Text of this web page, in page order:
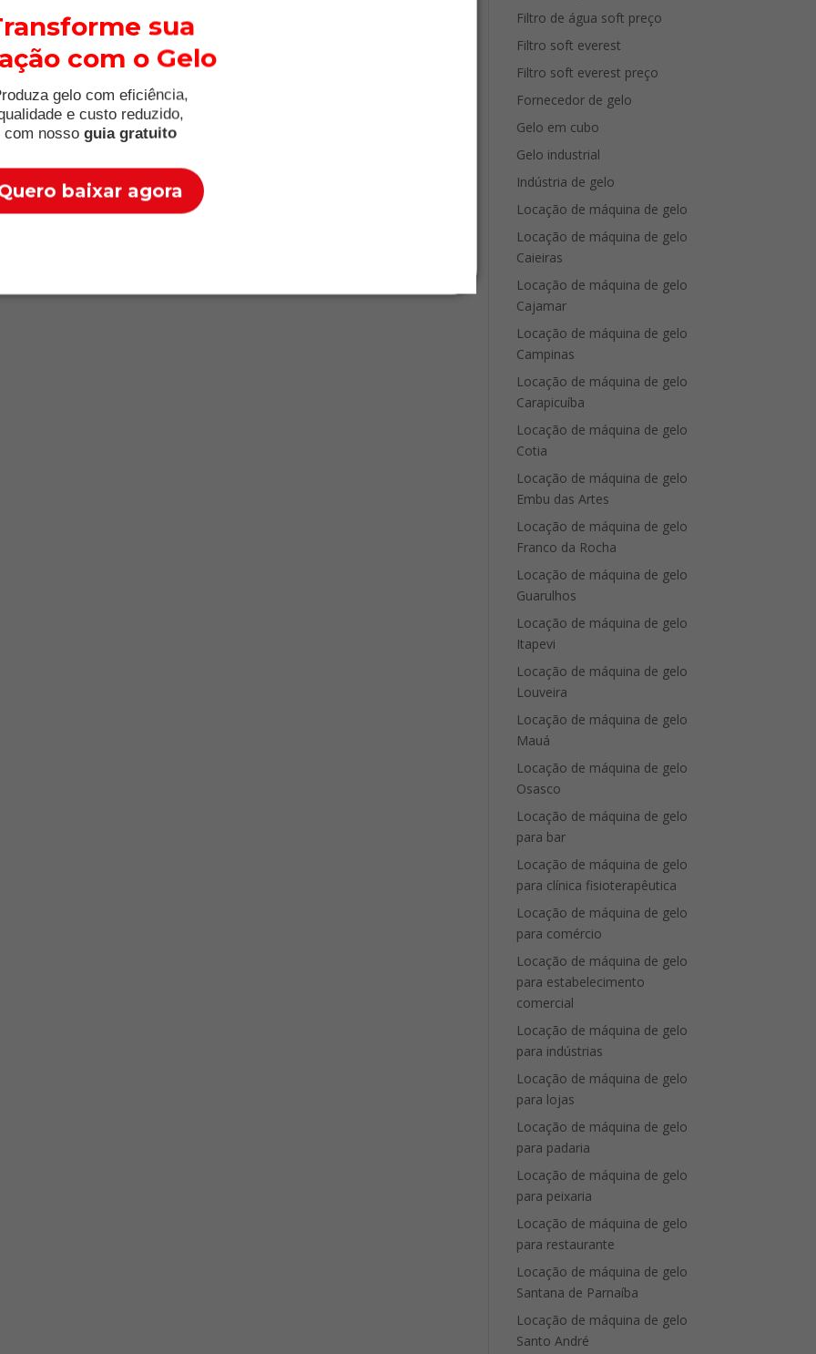
sua
com o Gelo
gelo com eficiência,
e custo reduzido,
com nosso guia gratuito
baixar agora
Filtro de água soft preço
Filtro soft everest
Filtro soft everest preço
Fornecedor de gelo
Gelo em cubo
Gelo industrial
Indústria de gelo
Locação de máquina de gelo
Locação de máquina de gelo
Caieiras
Locação de máquina de gelo
Cajamar
Locação de máquina de gelo
Campinas
Locação de máquina de gelo
Carapicuíba
Locação de máquina de gelo
Cotia
Locação de máquina de gelo
Embu das Artes
Locação de máquina de gelo
Franco da Rocha
Locação de máquina de gelo
Guarulhos
Locação de máquina de gelo
Itapevi
Locação de máquina de gelo
Louveira
Locação de máquina de gelo
Mauá
Locação de máquina de gelo
Osasco
Locação de máquina de gelo
para bar
Locação de máquina de gelo
para clínica fisioterapêutica
Locação de máquina de gelo
para comércio
Locação de máquina de gelo
para estabelecimento
comercial
Locação de máquina de gelo
para indústrias
Locação de máquina de gelo
para lojas
Locação de máquina de gelo
para padaria
Locação de máquina de gelo
para peixaria
Locação de máquina de gelo
para restaurante
Locação de máquina de gelo
Santana de Parnaíba
Locação de máquina de gelo
Santo André